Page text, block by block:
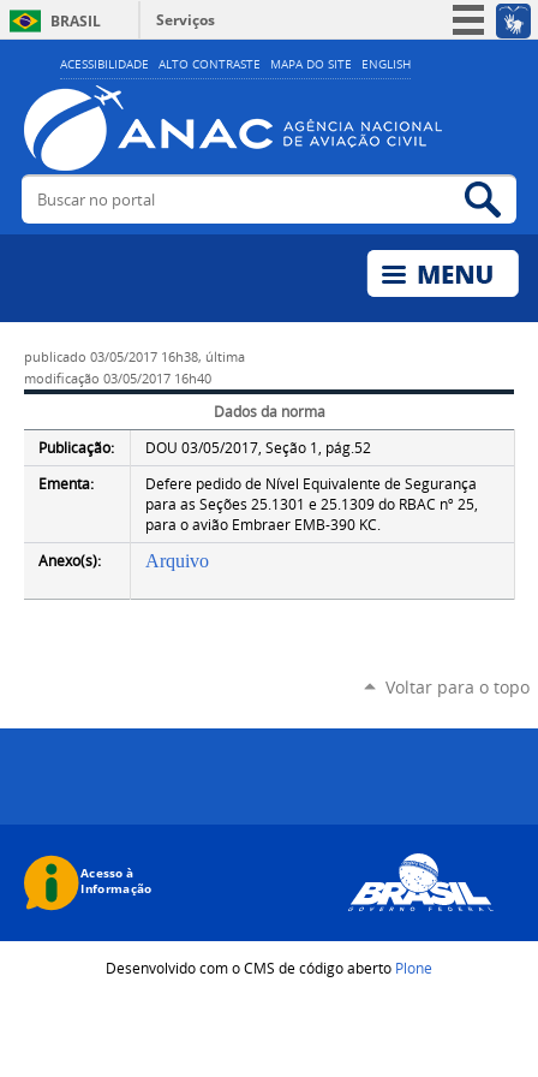
ACESSIBILIDADE ALTO CONTRASTE MAPA DO SITE ENGLISH
BRASIL
Serviços
Simplifique!
Acesso à informação
Legislação
Buscar no portal
publicado 03/05/2017 16h38, última
modificação 03/05/2017 16h40
Dados da norma
Publicação:
DOU 03/05/2017, Seção 1, pág.52
Ementa:
Defere pedido de Nível Equivalente de Segurança
para as Seções 25.1301 e 25.1309 do RBAC nº 25,
para o avião Embraer EMB-390 KC.
Anexo(s):
Arquivo
Voltar para o topo
Desenvolvido com o CMS de código aberto Plone